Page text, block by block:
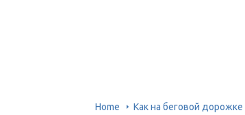
Home Как на беговой